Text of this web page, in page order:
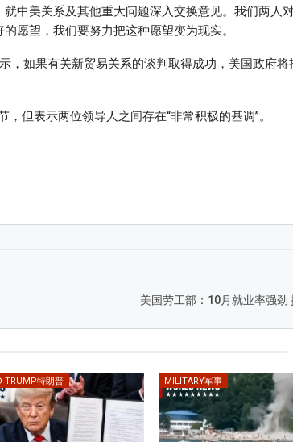
中美关系及其他重大问题深入交换意见。我们两人
愿望，我们要努力把这种愿望变为现实。
，如果有关新贸易关系的谈判取得成功，美国政府将
但表示两位领导人之间存在“非常积极的基调”。
美国劳工部：10月就业率强劲
TRUMP特朗普 MILITARY军事